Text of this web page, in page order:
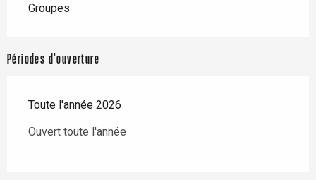
Groupes
Périodes d'ouverture
Toute l'année 2026
Ouvert toute l'année